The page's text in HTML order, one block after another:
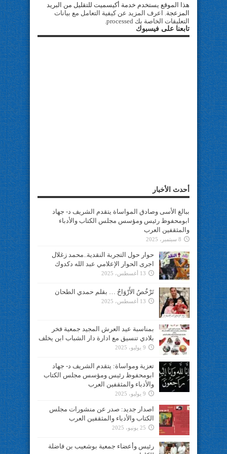
هذا الموقع يستخدم خدمة أكيسميت للتقليل من البريد
المزعجة. اعرف المزيد عن كيفية التعامل مع بيانات
التعليقات الخاصة بك processed
تابعنا على فيسبوك
أحدث الأخبار
ببالغ الأسى وصادق المواساة يتقدم الشريف د- جهاد
ابومحفوظ رئيس ومؤسس مجلس الكتاب والأدباء
والمثقفين العرب
8 سبتمبر، 2025
حوار حول التجربة النقدية..محمد زغلال
اجرى الحوار الإعلامي عبد الله دكدوك
13 أغسطس، 2025
تَرْخُصُ الأَرْوَاحُ … بقلم حمدي الطحان
13 أغسطس، 2025
بمناسبة عيد العرش المجيد جمعية فخر
بلادي تنسيق مع ادارة دار الشباب ابن يخلف
9 يوليو، 2025
تعزية ومواساة: يتقدم الشريف د- جهاد
ابومحفوظ رئيس ومؤسس مجلس الكتاب
والأدباء والمثقفين العرب
9 يوليو، 2025
اصدار جديد: صدر عن منشورات مجلس
الكتاب والأدباء والمثقفين العرب
25 يونيو، 2025
رئيس وأعضاء جمعية بوشعيب بن فاضلة